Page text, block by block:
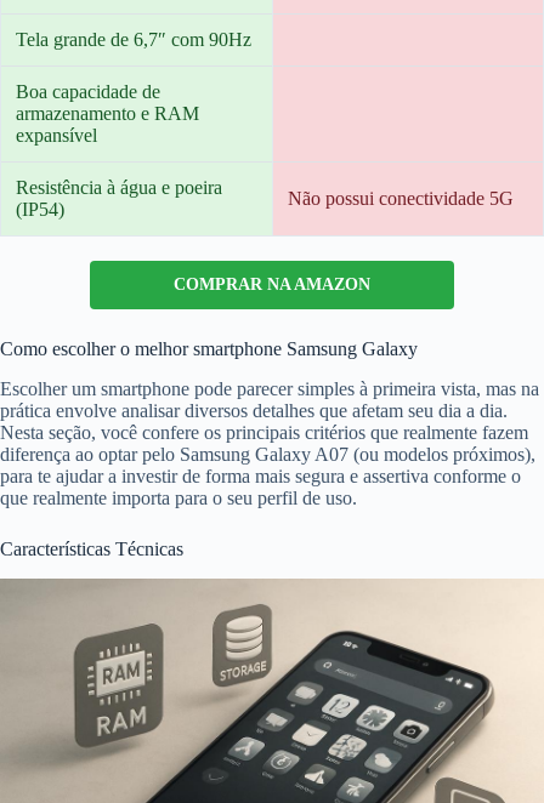
Tela grande de 6,7″ com 90Hz
Boa capacidade de
armazenamento e RAM
expansível
Resistência à água e poeira
(IP54)
Não possui conectividade 5G
COMPRAR NA AMAZON
Como escolher o melhor smartphone Samsung Galaxy
Escolher um smartphone pode parecer simples à primeira vista, mas na
prática envolve analisar diversos detalhes que afetam seu dia a dia.
Nesta seção, você confere os principais critérios que realmente fazem
diferença ao optar pelo Samsung Galaxy A07 (ou modelos próximos),
para te ajudar a investir de forma mais segura e assertiva conforme o
que realmente importa para o seu perfil de uso.
Características Técnicas